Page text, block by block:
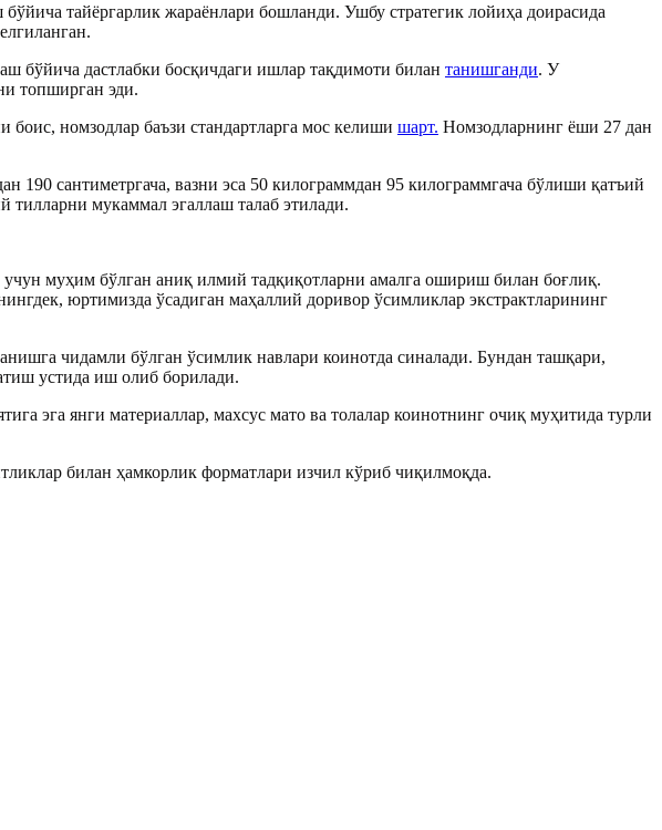
тайёргарлик жараёнлари бошланди. Ушбу стратегик лойиҳа доирасида
бўйича дастлабки босқичдаги ишлар тақдимоти билан танишганди. У
топширган эди.
номзодлар баъзи стандартларга мос келиши шарт. Номзодларнинг ёши 27 дан
190 сантиметргача, вазни эса 50 килограммдан 95 килограммгача бўлиши қатъий
мукаммал эгаллаш талаб этилади.
муҳим бўлган аниқ илмий тадқиқотларни амалга ошириш билан боғлиқ.
юртимизда ўсадиган маҳаллий доривор ўсимликлар экстрактларининг
чидамли бўлган ўсимлик навлари коинотда синалади. Бундан ташқари,
устида иш олиб борилади.
эга янги материаллар, махсус мато ва толалар коинотнинг очиқ муҳитида турли
билан ҳамкорлик форматлари изчил кўриб чиқилмоқда.